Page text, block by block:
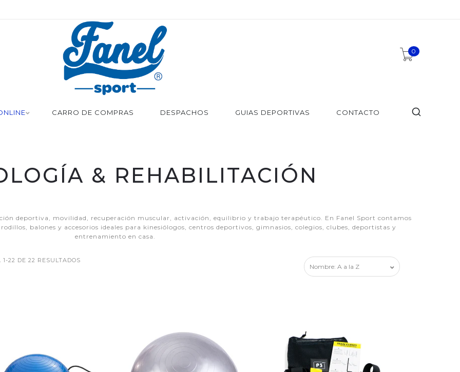
0
CARRO DE COMPRAS DESPACHOS GUIAS DEPORTIVAS CONTACTO
& REHABILITACIÓN
deportiva, movilidad, recuperación muscular, activación, equilibrio y trabajo terapéutico. En Fanel Sport contamos
balones y accesorios ideales para kinesiólogos, centros deportivos, gimnasios, colegios, clubes, deportistas y
entrenamiento en casa.
1-22 DE 22 RESULTADOS